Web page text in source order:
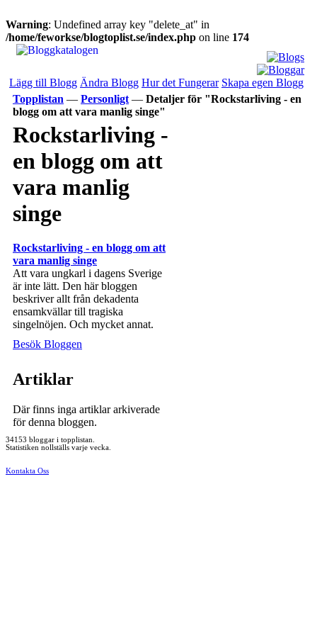
Warning: Undefined array key "delete_at" in
/home/feworkse/blogtoplist.se/index.php on line 174
Lägg till Blogg Ändra Blogg Hur det Fungerar Skapa egen Blogg
Topplistan — Personligt — Detaljer för "Rockstarliving - en
blogg om att vara manlig singe"
Rockstarliving -
en blogg om att
vara manlig
singe
Rockstarliving - en blogg om att
vara manlig singe
Att vara ungkarl i dagens Sverige
är inte lätt. Den här bloggen
beskriver allt från dekadenta
ensamkvällar till tragiska
singelnöjen. Och mycket annat.
Besök Bloggen
Artiklar
Där finns inga artiklar arkiverade
för denna bloggen.
34153 bloggar i topplistan.
Statistiken nollställs varje vecka.
Kontakta Oss